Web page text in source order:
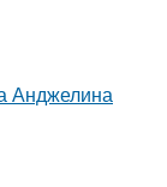
Анджелина